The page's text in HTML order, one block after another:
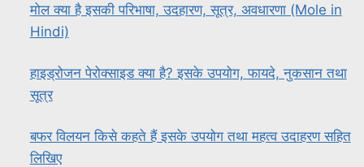
मोल क्या है इसकी परिभाषा, उदहारण, सूत्र, अवधारणा (Mole in
Hindi)
हाइड्रोजन पेरोक्साइड क्या है? इसके उपयोग, फायदे, नुकसान तथा
सूत्र
बफर विलयन किसे कहते हैं इसके उपयोग तथा महत्व उदाहरण सहित
लिखिए